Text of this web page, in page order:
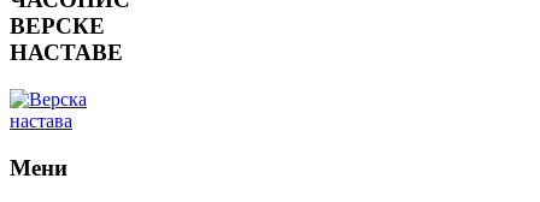
ВЕРСКЕ
НАСТАВЕ
Мени